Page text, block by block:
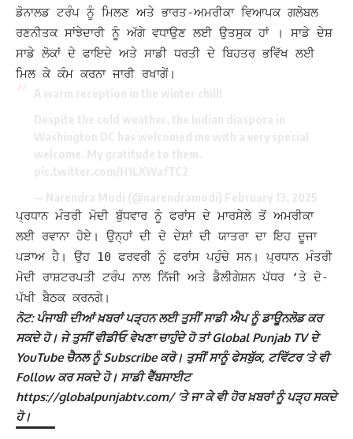
ਡੋਨਾਲਡ ਟਰੰਪ ਨੂੰ ਮਿਲਣ ਅਤੇ ਭਾਰਤ-ਅਮਰੀਕਾ ਵਿਆਪਕ ਗਲੋਬਲ
ਰਣਨੀਤਕ ਸਾਂਝੇਦਾਰੀ ਨੂੰ ਅੱਗੇ ਵਧਾਉਣ ਲਈ ਉਤਸੁਕ ਹਾਂ । ਸਾਡੇ ਦੇਸ਼
ਸਾਡੇ ਲੋਕਾਂ ਦੇ ਫਾਇਦੇ ਅਤੇ ਸਾਡੀ ਧਰਤੀ ਦੇ ਬਿਹਤਰ ਭਵਿੱਖ ਲਈ
ਮਿਲ ਕੇ ਕੰਮ ਕਰਨਾ ਜਾਰੀ ਰਖਾਗੇਂ।
ਪ੍ਰਧਾਨ ਮੰਤਰੀ ਮੋਦੀ ਬੁੱਧਵਾਰ ਨੂੰ ਫਰਾਂਸ ਦੇ ਮਾਰਸੇਲੇ ਤੋਂ ਅਮਰੀਕਾ
ਲਈ ਰਵਾਨਾ ਹੋਏ। ਉਨ੍ਹਾਂ ਦੀ ਦੋ ਦੇਸ਼ਾਂ ਦੀ ਯਾਤਰਾ ਦਾ ਇਹ ਦੂਜਾ
ਪੜਾਅ ਹੈ। ਉਹ 10 ਫਰਵਰੀ ਨੂੰ ਫਰਾਂਸ ਪਹੁੰਚੇ ਸਨ। ਪ੍ਰਧਾਨ ਮੰਤਰੀ
ਮੋਦੀ ਰਾਸ਼ਟਰਪਤੀ ਟਰੰਪ ਨਾਲ ਨਿੱਜੀ ਅਤੇ ਡੈਲੀਗੇਸ਼ਨ ਪੱਧਰ ‘ਤੇ ਦੋ-
ਪੱਖੀ ਬੈਠਕ ਕਰਨਗੇ।
ਨੋਟ: ਪੰਜਾਬੀ ਦੀਆਂ ਖ਼ਬਰਾਂ ਪੜ੍ਹਨ ਲਈ ਤੁਸੀਂ ਸਾਡੀ ਐਪ ਨੂੰ ਡਾਊਨਲੋਡ ਕਰ
ਸਕਦੇ ਹੋ। ਜੇ ਤੁਸੀਂ ਵੀਡੀਓ ਵੇਖਣਾ ਚਾਹੁੰਦੇ ਹੋ ਤਾਂ Global Punjab TV ਦੇ
YouTube ਚੈਨਲ ਨੂੰ Subscribe ਕਰੋ। ਤੁਸੀਂ ਸਾਨੂੰ ਫੇਸਬੁੱਕ, ਟਵਿੱਟਰ ‘ਤੇ ਵੀ
Follow ਕਰ ਸਕਦੇ ਹੋ। ਸਾਡੀ ਵੈੱਬਸਾਈਟ
https://globalpunjabtv.com/ ‘ਤੇ ਜਾ ਕੇ ਵੀ ਹੋਰ ਖ਼ਬਰਾਂ ਨੂੰ ਪੜ੍ਹ ਸਕਦੇ
ਹੋ।